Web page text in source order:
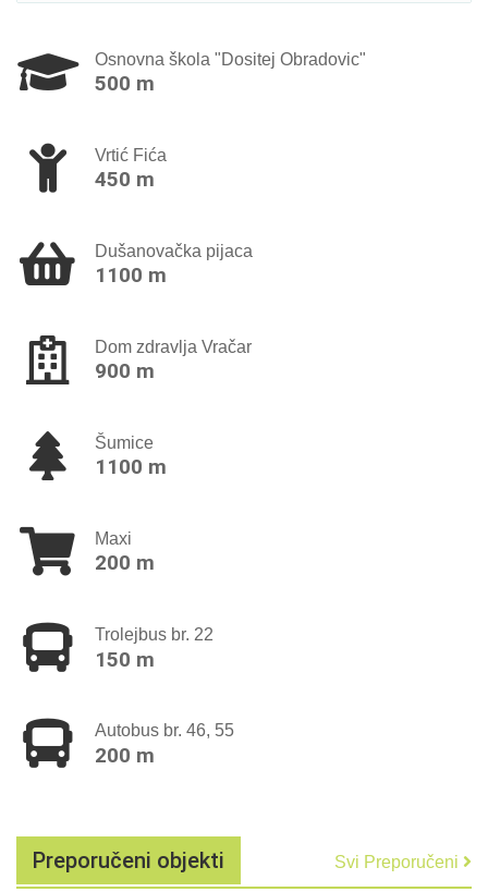
Osnovna škola "Dositej Obradovic"
500 m
Vrtić Fića
450 m
Dušanovačka pijaca
1100 m
Dom zdravlja Vračar
900 m
Šumice
1100 m
Maxi
200 m
Trolejbus br. 22
150 m
Autobus br. 46, 55
200 m
Preporučeni objekti Svi Preporučeni